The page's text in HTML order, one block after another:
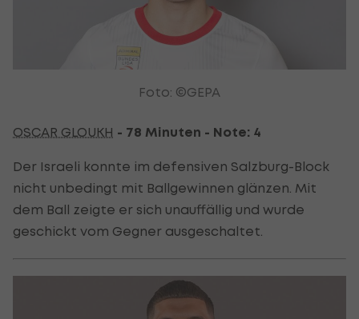
Foto: ©GEPA
OSCAR GLOUKH - 78 Minuten - Note: 4
Der Israeli konnte im defensiven Salzburg-Block
nicht unbedingt mit Ballgewinnen glänzen. Mit
dem Ball zeigte er sich unauffällig und wurde
geschickt vom Gegner ausgeschaltet.